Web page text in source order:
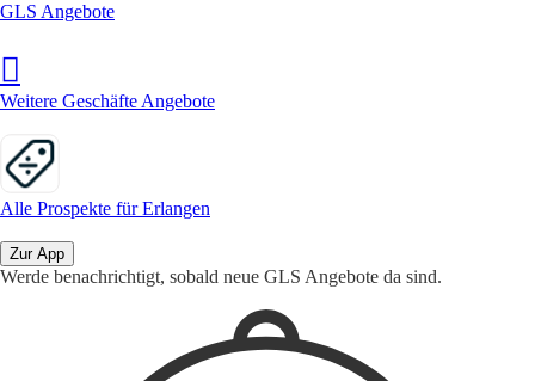
GLS Angebote
Weitere Geschäfte Angebote
Alle Prospekte für Erlangen
Zur App
Werde benachrichtigt, sobald neue GLS Angebote da sind.